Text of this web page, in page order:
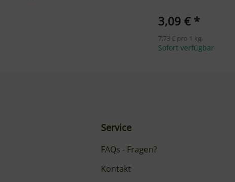
3,09 € *
7,73 € pro 1 kg
Sofort verfügbar
Service
FAQs - Fragen?
Kontakt